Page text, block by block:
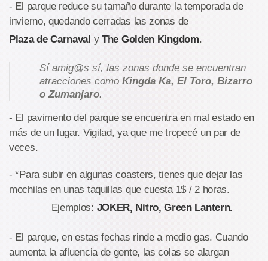
- El parque reduce su tamaño durante la temporada de
invierno, quedando cerradas las zonas de
Plaza de Carnaval yThe Golden Kingdom.
Sí amig@s sí, las zonas donde se encuentran
atracciones como Kingda Ka, El Toro, Bizarro
o Zumanjaro.
- El pavimento del parque se encuentra en mal estado en
más de un lugar. Vigilad, ya que me tropecé un par de
veces.
- *Para subir en algunas coasters, tienes que dejar las
mochilas en unas taquillas que cuesta 1$ / 2 horas.
Ejemplos: JOKER, Nitro, Green Lantern.
- El parque, en estas fechas rinde a medio gas. Cuando
aumenta la afluencia de gente, las colas se alargan